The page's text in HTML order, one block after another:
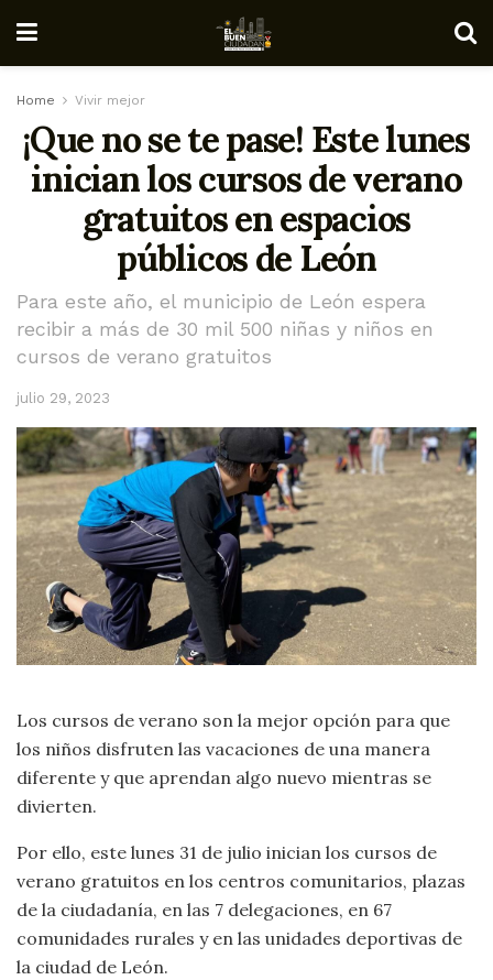
Home Vivir mejor
¡Que no se te pase! Este lunes
inician los cursos de verano
gratuitos en espacios
públicos de León
Para este año, el municipio de León espera
recibir a más de 30 mil 500 niñas y niños en
cursos de verano gratuitos
julio 29, 2023
Los cursos de verano son la mejor opción para que
los niños disfruten las vacaciones de una manera
diferente y que aprendan algo nuevo mientras se
divierten.
Por ello, este lunes 31 de julio inician los cursos de
verano gratuitos en los centros comunitarios, plazas
de la ciudadanía, en las 7 delegaciones, en 67
comunidades rurales y en las unidades deportivas de
la ciudad de León.